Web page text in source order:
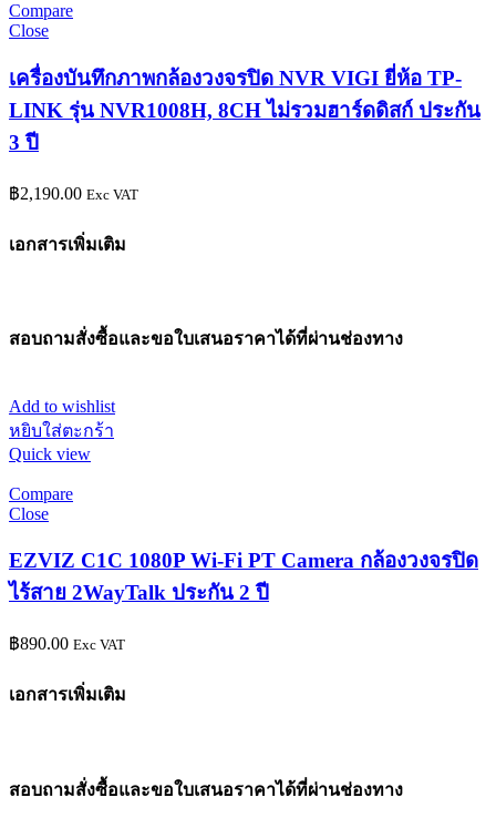
Compare
Close
เครื่องบันทึกภาพกล้องวงจรปิด NVR VIGI ยี่ห้อ TP-
LINK รุ่น NVR1008H, 8CH ไม่รวมฮาร์ดดิสก์ ประกัน
3 ปี
฿2,190.00 Exc VAT
เอกสารเพิ่มเติม
สอบถามสั่งซื้อและขอใบเสนอราคาได้ที่ผ่านช่องทาง
Add to wishlist
หยิบใส่ตะกร้า
Quick view
Compare
Close
EZVIZ C1C 1080P Wi-Fi PT Camera กล้องวงจรปิด
ไร้สาย 2WayTalk ประกัน 2 ปี
฿890.00 Exc VAT
เอกสารเพิ่มเติม
สอบถามสั่งซื้อและขอใบเสนอราคาได้ที่ผ่านช่องทาง